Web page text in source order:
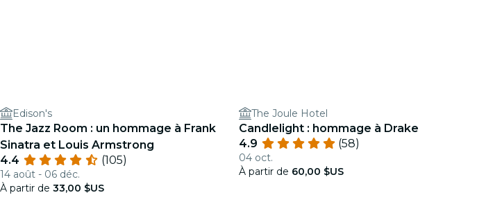
Edison's
The Jazz Room : un hommage à Frank
Sinatra et Louis Armstrong
4.4
(105)
14 août - 06 déc.
À partir de 33,00 $US
The Joule Hotel
Candlelight : hommage à Drake
4.9
(58)
04 oct.
À partir de 60,00 $US